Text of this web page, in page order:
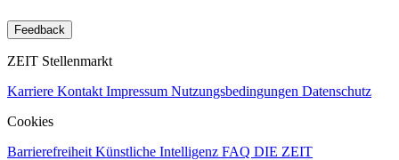
Feedback
ZEIT Stellenmarkt
Karriere Kontakt Impressum Nutzungsbedingungen Datenschutz
Cookies
Barrierefreiheit Künstliche Intelligenz FAQ DIE ZEIT